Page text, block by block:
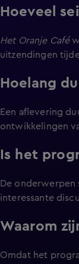
Hoeveel
Het Oranje Café
uitzendingen
Hoelang
Een aflevering
ontwikkelingen
Is het
De onderwerpen
interessante
Waarom
Omdat het